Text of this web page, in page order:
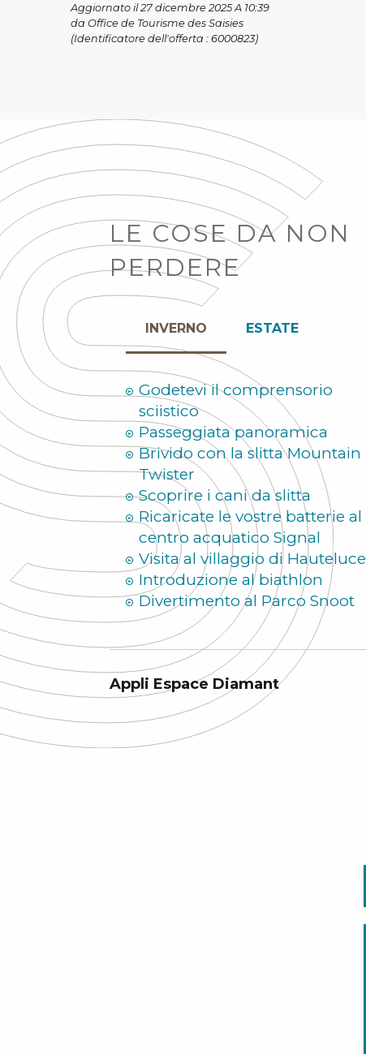
Aggiornato il 27 dicembre 2025 A 10:39
da Office de Tourisme des Saisies
(Identificatore dell'offerta : 6000823)
LE COSE DA NON
PERDERE
INVERNO ESTATE
Godetevi il comprensorio
sciistico
Passeggiata panoramica
Brivido con la slitta Mountain
Twister
Scoprire i cani da slitta
Ricaricate le vostre batterie al
centro acquatico Signal
Visita al villaggio di Hauteluce
Introduzione al biathlon
Divertimento al Parco Snoot
Appli Espace Diamant